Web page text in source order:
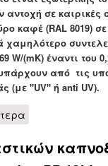
αντοχή σε καιρικές
καφέ (RAL 8019)
χαμηλότερο
W/(mK) έναντι του
από τις
(με "UV" ή anti UV).
ΠΙΣΤΟΠΟΙΗΣΗ
ΤΟΠΟΘΕΤΗΣΗΣ